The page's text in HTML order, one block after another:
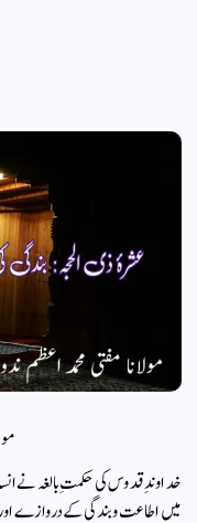
خداوندِ قدوس کی حکمتِ بالغہ نے
میں اطاعت و بندگی کے دروازے اور